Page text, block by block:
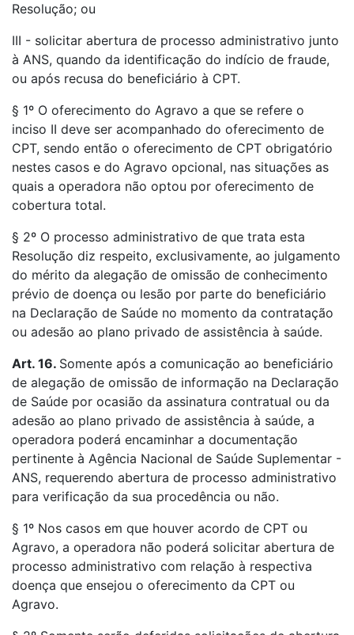
Resolução; ou
III - solicitar abertura de processo administrativo junto
à ANS, quando da identificação do indício de fraude,
ou após recusa do beneficiário à CPT.
§ 1º O oferecimento do Agravo a que se refere o
inciso II deve ser acompanhado do oferecimento de
CPT, sendo então o oferecimento de CPT obrigatório
nestes casos e do Agravo opcional, nas situações as
quais a operadora não optou por oferecimento de
cobertura total.
§ 2º O processo administrativo de que trata esta
Resolução diz respeito, exclusivamente, ao julgamento
do mérito da alegação de omissão de conhecimento
prévio de doença ou lesão por parte do beneficiário
na Declaração de Saúde no momento da contratação
ou adesão ao plano privado de assistência à saúde.
Art. 16. Somente após a comunicação ao beneficiário
de alegação de omissão de informação na Declaração
de Saúde por ocasião da assinatura contratual ou da
adesão ao plano privado de assistência à saúde, a
operadora poderá encaminhar a documentação
pertinente à Agência Nacional de Saúde Suplementar -
ANS, requerendo abertura de processo administrativo
para verificação da sua procedência ou não.
§ 1º Nos casos em que houver acordo de CPT ou
Agravo, a operadora não poderá solicitar abertura de
processo administrativo com relação à respectiva
doença que ensejou o oferecimento da CPT ou
Agravo.